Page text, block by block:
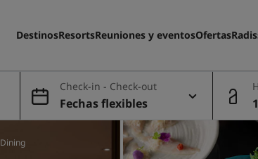
DestinosResortsReuniones y eventosOfertas
Check-in - Check-out
Fechas flexibles
Dining